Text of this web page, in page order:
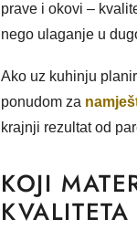
prave i okovi –
nego ulaganje u
Ako uz kuhinju
ponudom za
krajnji rezultat od
KOJI
KVALITETA